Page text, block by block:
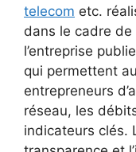
telecom etc.
dans le cadre
l’entreprise
qui permettent
entrepreneurs
réseau, les
indicateurs clés.